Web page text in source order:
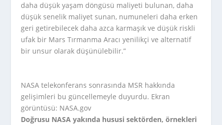
daha düşük yaşam döngüsü maliyeti bulunan, daha
düşük senelik maliyet sunan, numuneleri daha erken
geri getirebilecek daha azca karmaşık ve düşük riskli
ufak bir Mars Tırmanma Aracı yenilikçi ve alternatif
bir unsur olarak düşünülebilir.”
NASA telekonferans sonrasında MSR hakkında
gelişimleri bu güncellemeyle duyurdu. Ekran
görüntüsü: NASA.gov
Doğrusu NASA yakında hususi sektörden, örnekleri